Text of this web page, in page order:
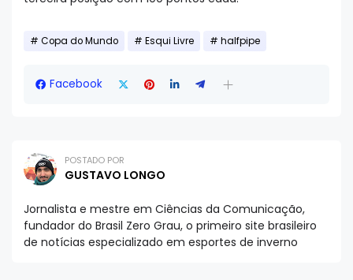
Copa do Mundo Esqui Livre halfpipe
Facebook
POSTADO POR
GUSTAVO LONGO
Jornalista e mestre em Ciências da Comunicação,
fundador do Brasil Zero Grau, o primeiro site brasileiro
de notícias especializado em esportes de inverno